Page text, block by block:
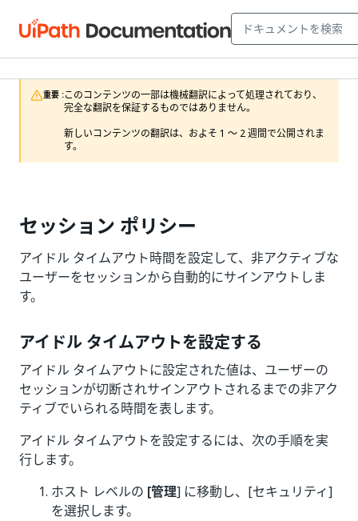
重要 :このコンテンツの一部は機械翻訳によって処理されており、
完全な翻訳を保証するものではありません。
新しいコンテンツの翻訳は、およそ 1 ～ 2 週間で公開されま
す。
セッション ポリシー
アイドル タイムアウト時間を設定して、非アクティブな
ユーザーをセッションから自動的にサインアウトしま
す。
アイドル タイムアウトを設定する
アイドル タイムアウトに設定された値は、ユーザーの
セッションが切断されサインアウトされるまでの非アク
ティブでいられる時間を表します。
アイドル タイムアウトを設定するには、次の手順を実
行します。
ホスト レベルの [管理] に移動し、[セキュリティ]
を選択します。